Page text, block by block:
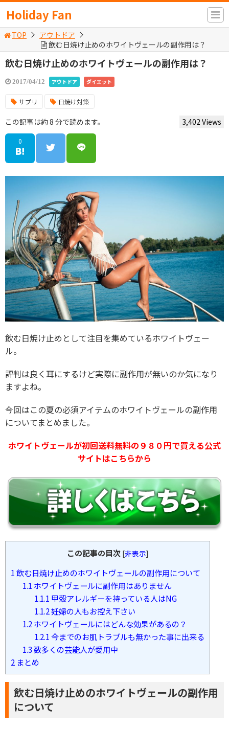
Holiday Fan
TOP
アウトドア
飲む日焼け止めのホワイトヴェールの副作用は？
飲む日焼け止めのホワイトヴェールの副作用は？
2017/04/12 アウトドア ダイエット
サプリ 日焼け対策
この記事は約 8 分で読めます。 3,402 Views
0
飲む日焼け止めとして注目を集めているホワイトヴェー
ル。
評判は良く耳にするけど実際に副作用が無いのか気になり
ますよね。
今回はこの夏の必須アイテムのホワイトヴェールの副作用
についてまとめました。
ホワイトヴェールが初回送料無料の９８０円で買える公式
サイトはこちらから
この記事の目次 [非表示]
1飲む日焼け止めのホワイトヴェールの副作用について
1.1 ホワイトヴェールに副作用はありません
1.1.1 甲殻アレルギーを持っている人はNG
1.1.2妊婦の人もお控え下さい
1.2ホワイトヴェールにはどんな効果があるの？
1.2.1今までのお肌トラブルも無かった事に出来る
1.3数多くの芸能人が愛用中
2 まとめ
飲む日焼け止めのホワイトヴェールの副作用
について